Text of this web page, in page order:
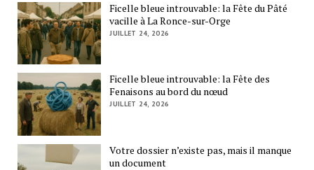
Ficelle bleue introuvable: la Fête du Pâté
vacille à La Ronce-sur-Orge
JUILLET 24, 2026
Ficelle bleue introuvable: la Fête des
Fenaisons au bord du nœud
JUILLET 24, 2026
Votre dossier n’existe pas, mais il manque
un document